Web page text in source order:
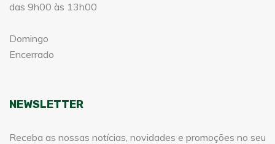
das 9h00 às 13h00
Domingo
Encerrado
NEWSLETTER
Receba as nossas notícias, novidades e promoções no seu